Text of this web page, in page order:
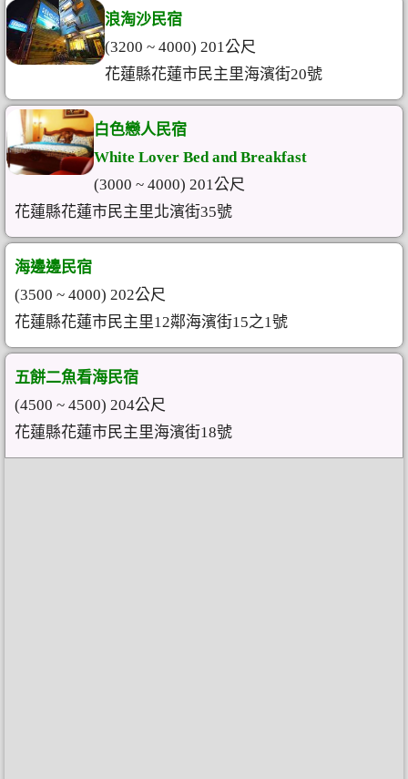
浪淘沙民宿
(3200 ~ 4000) 201公尺
花蓮縣花蓮市民主里海濱街20號
白色戀人民宿
White Lover Bed and Breakfast
(3000 ~ 4000) 201公尺
花蓮縣花蓮市民主里北濱街35號
海邊邊民宿
(3500 ~ 4000) 202公尺
花蓮縣花蓮市民主里12鄰海濱街15之1號
五餅二魚看海民宿
(4500 ~ 4500) 204公尺
花蓮縣花蓮市民主里海濱街18號